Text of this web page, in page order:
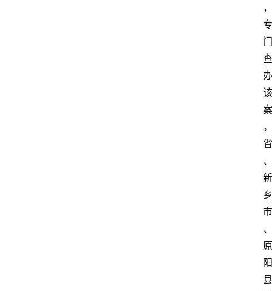
，
专
门
查
办
该
案
。
省
、
新
乡
市
、
原
阳
县